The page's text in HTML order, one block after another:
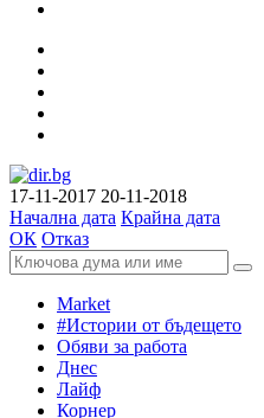
17-11-2017 20-11-2018
Начална дата Крайна дата
ОК Отказ
Market
#Истории от бъдещето
Обяви за работа
Днес
Лайф
Корнер